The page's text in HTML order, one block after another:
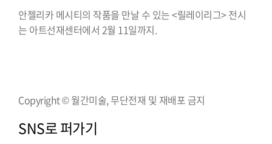
안젤리카 메시티의 작품을 만날 수 있는 <릴레이리그> 전시
는 아트선재센터에서 2월 11일까지.
Copyright © 월간미술, 무단전재 및 재배포 금지
SNS로 퍼가기